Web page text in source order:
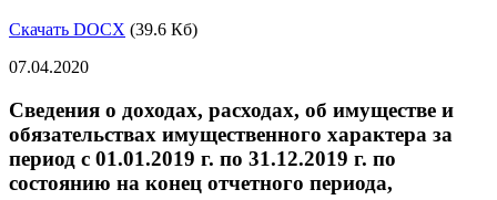
Скачать DOCX (39.6 Кб)
07.04.2020
Сведения о доходах, расходах, об имуществе и
обязательствах имущественного характера за
период с 01.01.2019 г. по 31.12.2019 г. по
состоянию на конец отчетного периода,